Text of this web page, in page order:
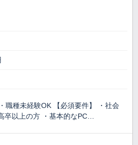
職種未経験OK 【必須要件】 ・社会
卒以上の方 ・基本的なPC…